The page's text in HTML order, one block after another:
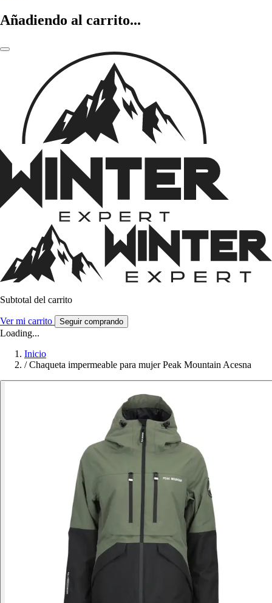
Añadiendo al carrito...
Subtotal del carrito
Ver mi carrito Seguir comprando
Loading...
Inicio
/ Chaqueta impermeable para mujer Peak Mountain Acesna